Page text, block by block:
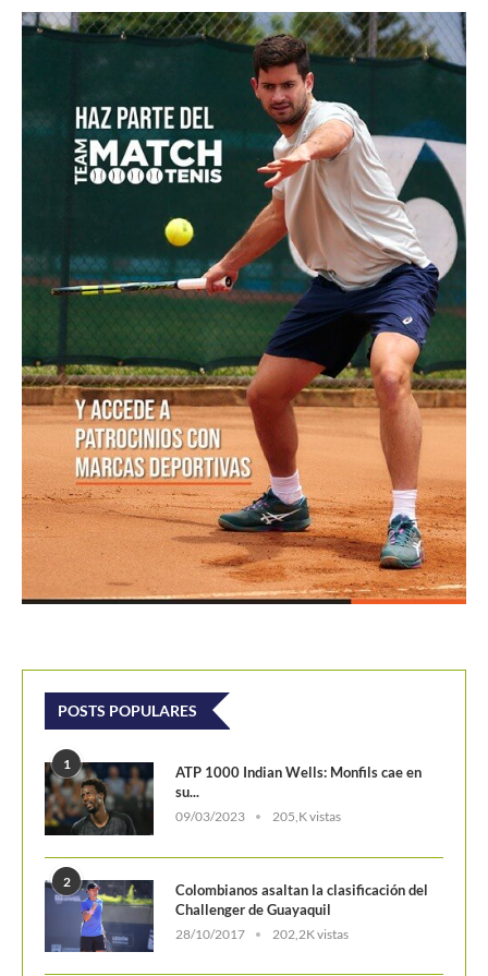
su...
09/03/2023
2
Challenger de Guayaquil
28/10/2017 202,2K vistas